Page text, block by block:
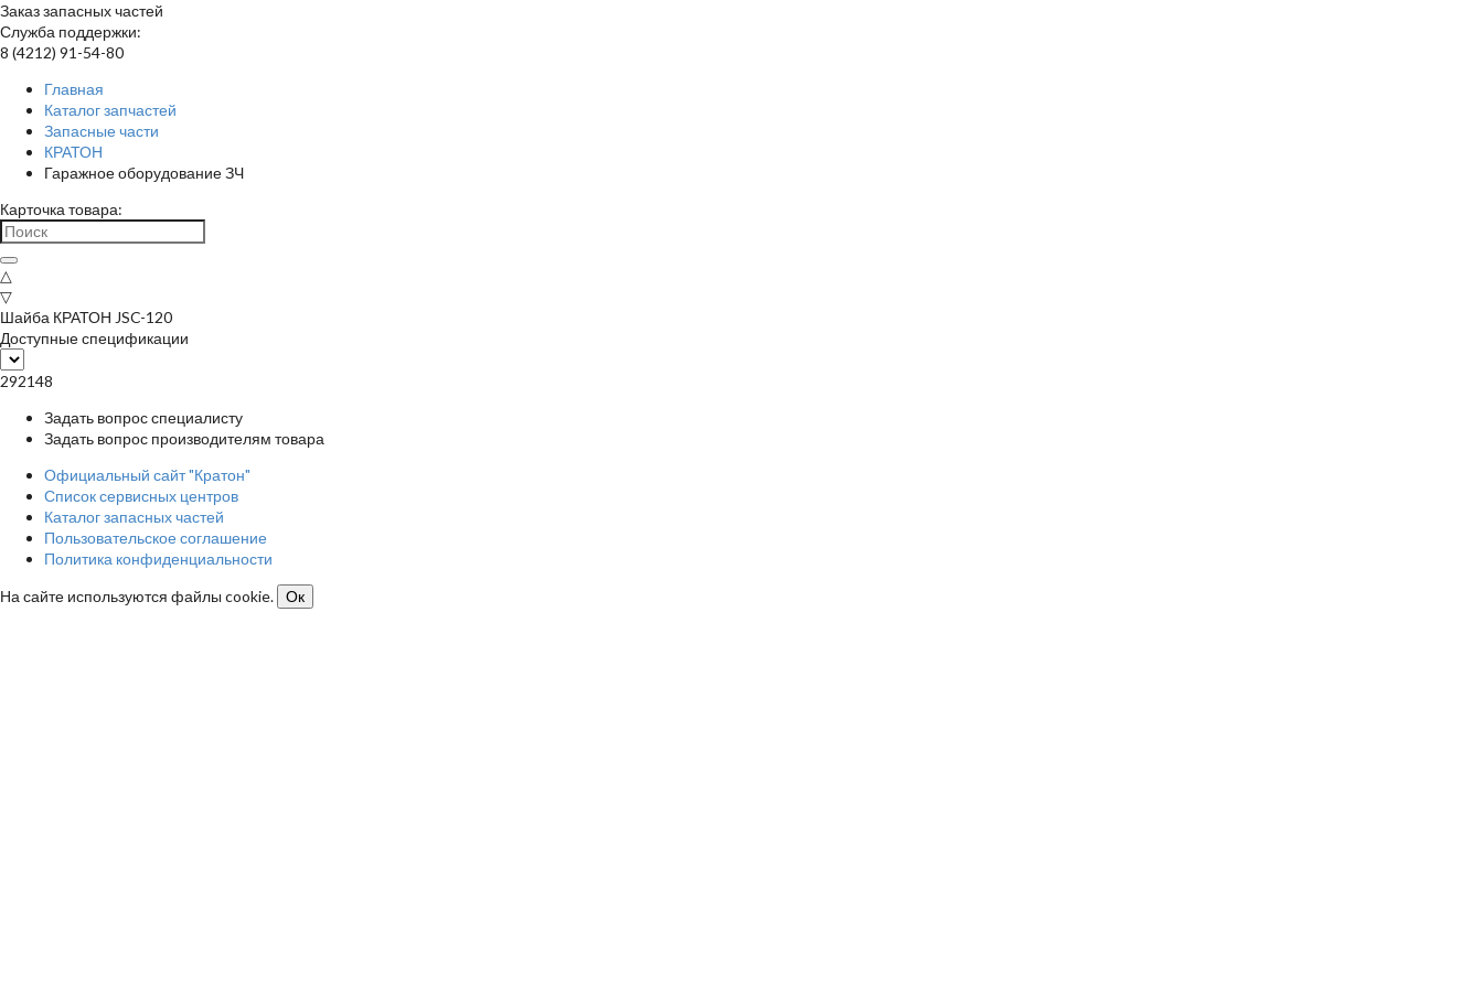
Заказ запасных частей
Служба поддержки:
8 (4212) 91-54-80
Главная
Каталог запчастей
Запасные части
КРАТОН
Гаражное оборудование ЗЧ
Карточка товара:
△
▽
Шайба КРАТОН JSC-120
Доступные спецификации
292148
Задать вопрос специалисту
Задать вопрос производителям товара
Официальный сайт "Кратон"
Список сервисных центров
Каталог запасных частей
Пользовательское соглашение
Политика конфиденциальности
На сайте используются файлы cookie.
Ок